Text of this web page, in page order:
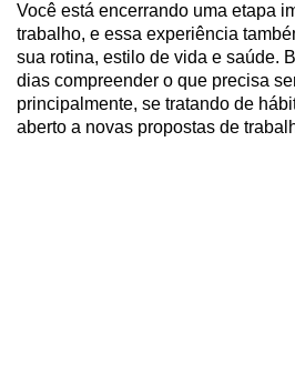
Você está encerrando uma etapa
trabalho, e essa experiência
sua rotina, estilo de vida e saúde.
dias compreender o que precisa
principalmente, se tratando de
aberto a novas propostas de